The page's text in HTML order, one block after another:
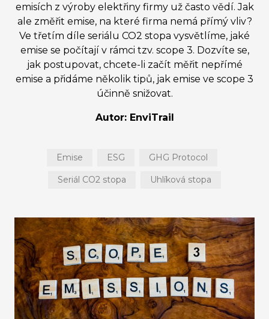
emisích z výroby elektřiny firmy už často vědí. Jak
ale změřit emise, na které firma nemá přímý vliv?
Ve třetím díle seriálu CO2 stopa vysvětlíme, jaké
emise se počítají v rámci tzv. scope 3. Dozvíte se,
jak postupovat, chcete-li začít měřit nepřímé
emise a přidáme několik tipů, jak emise ve scope 3
účinně snižovat.
Autor: EnviTrail
Emise ESG GHG Protocol
Seriál CO2 stopa Uhlíková stopa